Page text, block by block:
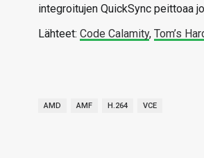
integroitujen QuickSync peittoaa
Lähteet: Code Calamity, Tom’s
AMD AMF H.264 VCE